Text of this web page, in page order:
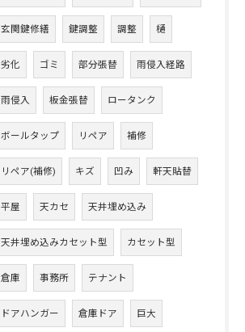
玄関鍵修繕 鍵調整 調整 樋
劣化 ゴミ 部分張替 雨侵入経路
雨侵入 板金張替 ロータンク
ボールタップ リペア 補修
リペア(補修) キズ 凹み 軒天貼替
平屋 天カセ 天井埋め込み
天井埋め込みカセット型 カセット型
倉庫 事務所 テナント
ドアハンガー 倉庫ドア 巨大